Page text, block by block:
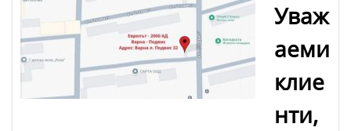
Уваж
аеми
клие
нти,